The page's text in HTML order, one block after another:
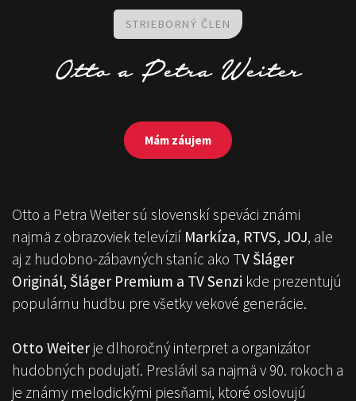
STRIEBORNÝ ČLEN
Ottoa Petra Weiter
Mám záujem
Otto a Petra Weiter sú slovenskí speváci známi
najmä z obrazoviek televízií Markíza, RTVS, JOJ, ale
aj z hudobno-zábavných staníc ako TV Šláger
Originál, Šláger Premium a TV Senzi kde prezentujú
populárnu hudbu pre všetky vekové generácie.
Otto Weiter je dlhoročný interpret a organizátor
hudobných podujatí. Preslávil sa najmä v 90. rokoch a
je známy melodickými piesňami, ktoré oslovujú